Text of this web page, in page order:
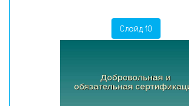
Слайд 10